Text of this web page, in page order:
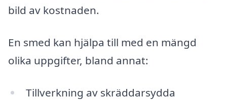
bild av kostnaden.
En smed kan hjälpa till med en mängd
olika uppgifter, bland annat:
Tillverkning av skräddarsydda